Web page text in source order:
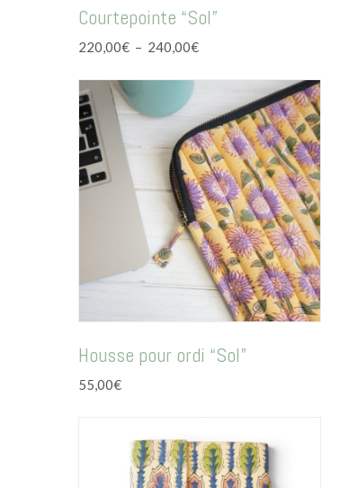
Courtepointe “Sol”
220,00€ – 240,00€Plage
220,00€
à
240,00€
Housse pour ordi “Sol”
55,00€